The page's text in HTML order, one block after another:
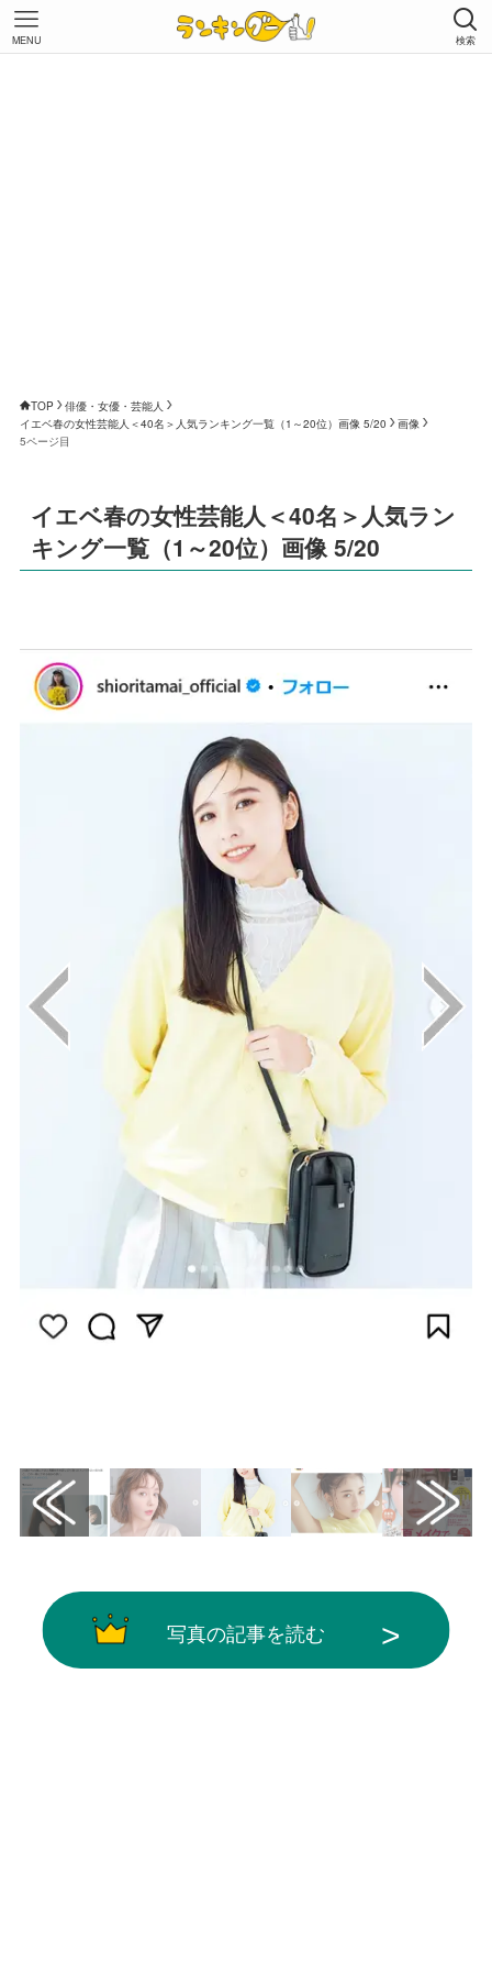
検索
MENU
TOP
俳優・女優・芸能人
イエベ春の女性芸能人＜40名＞人気ランキング一覧（1～20位）画像 5/20
画像
5ページ目
イエベ春の女性芸能人＜40名＞人気ラン
キング一覧（1～20位）画像 5/20
写真の記事を読む